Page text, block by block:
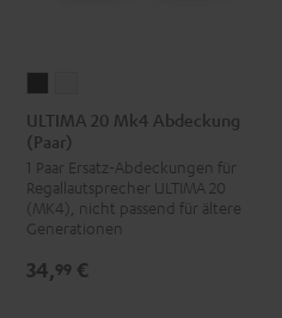
20
Mk4
Abdeckung
(Paar)
Schwarz
20
Abdeckung
(Paar)
Weiß
ULTIMA 20 Mk4 Abdeckung
(Paar)
1 Paar Ersatz-Abdeckungen für
Regallautsprecher ULTIMA 20
(MK4), nicht passend für ältere
Generationen
34,99 €